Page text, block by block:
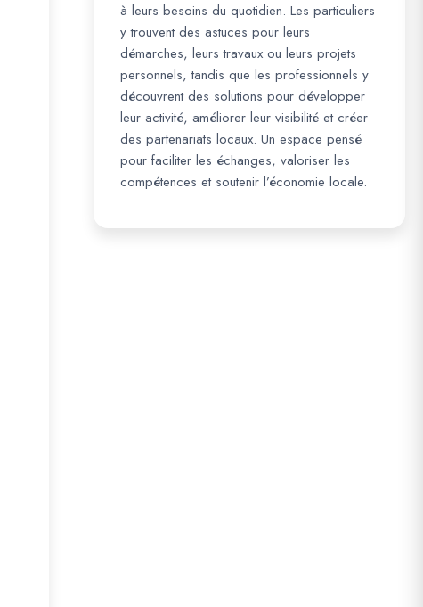
à leurs besoins du quotidien. Les particuliers
y trouvent des astuces pour leurs
démarches, leurs travaux ou leurs projets
personnels, tandis que les professionnels y
découvrent des solutions pour développer
leur activité, améliorer leur visibilité et créer
des partenariats locaux. Un espace pensé
pour faciliter les échanges, valoriser les
compétences et soutenir l’économie locale.